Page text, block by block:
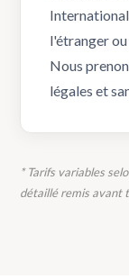
l'étranger
Nous
légales et
* Tarifs variables
détaillé remis avant